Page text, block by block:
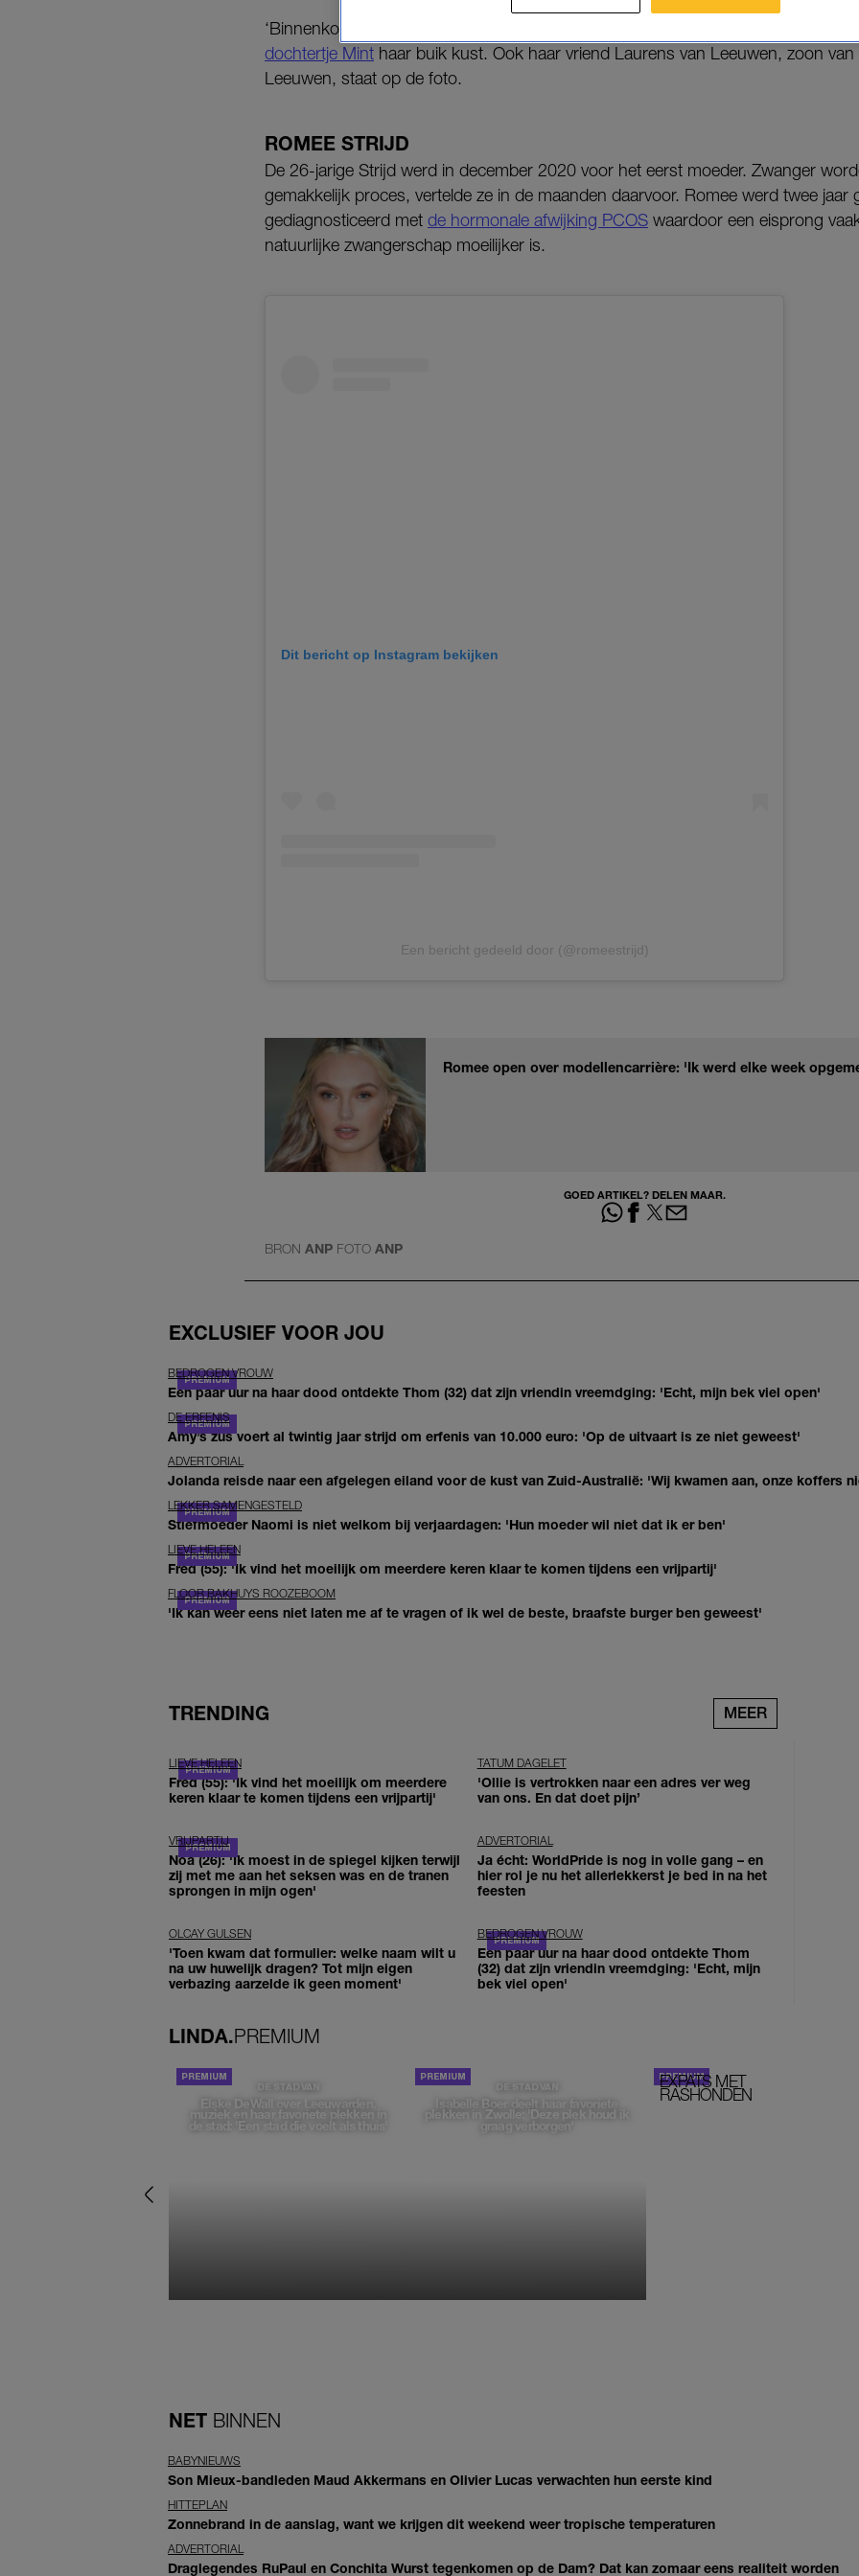
‘Binnenkort zijn we een gezin van vier. Ik kan niet wachten’, schrijft Strijd bij
dochtertje Mint haar buik kust. Ook haar vriend Laurens van Leeuwen, zoon
Leeuwen, staat op de foto.
ROMEE STRIJD
De 26-jarige Strijd werd in december 2020 voor het eerst moeder. Zwanger
gemakkelijk proces, vertelde ze in de maanden daarvoor. Romee werd twee jaar
gediagnosticeerd met de hormonale afwijking PCOS waardoor een eisprong
natuurlijke zwangerschap moeilijker is.
Dit bericht op Instagram bekijken
Een bericht gedeeld door (@romeestrijd)
Romee open over modellencarrière: 'Ik werd elke week
GOED ARTIKEL? DELEN MAAR.
BRON ANP FOTO ANP
EXCLUSIEF VOOR JOU
BEDROGEN VROUW
Een paar uur na haar dood ontdekte Thom (32) dat zijn vriendin vreemdging: 'Echt, mijn bek viel open'
DE ERFENIS
Amy’s zus voert al twintig jaar strijd om erfenis van 10.000 euro: 'Op de uitvaart is ze niet geweest'
ADVERTORIAL
Jolanda reisde naar een afgelegen eiland voor de kust van Zuid-Australië: 'Wij kwamen aan, onze koffers
LEKKER SAMENGESTELD
Stiefmoeder Naomi is niet welkom bij verjaardagen: 'Hun moeder wil niet dat ik er ben'
LIEVE HELEEN
Fred (55): 'Ik vind het moeilijk om meerdere keren klaar te komen tijdens een vrijpartij'
FLOOR BAKHUYS ROOZEBOOM
'Ik kan weer eens niet laten me af te vragen of ik wel de beste, braafste burger ben geweest'
TRENDING MEER
LIEVE HELEEN
Fred (55): 'Ik vind het moeilijk om meerdere
keren klaar te komen tijdens een vrijpartij'
TATUM DAGELET
'Ollie is vertrokken naar een adres ver weg
van ons. En dat doet pijn’
VRIJPARTIJ
Noa (26): 'Ik moest in de spiegel kijken terwijl
zij met me aan het seksen was en de tranen
sprongen in mijn ogen'
ADVERTORIAL
Ja écht: WorldPride is nog in volle gang – en
hier rol je nu het allerlekkerst je bed in na het
feesten
OLCAY GULSEN
'Toen kwam dat formulier: welke naam wilt u
na uw huwelijk dragen? Tot mijn eigen
verbazing aarzelde ik geen moment'
BEDROGEN VROUW
Een paar uur na haar dood ontdekte Thom
(32) dat zijn vriendin vreemdging: 'Echt, mijn
bek viel open'
LINDA.PREMIUM
DE STAD VAN
Elske DeWall over Leeuwarden,
muziek en haar favoriete plekken in
de stad: 'Een stad die voelt als thuis'
DE STAD VAN
Isabelle Boer deelt haar favoriete
plekken in Zwolle: 'Deze plek houd ik
graag verborgen'
EXPATS MET
RASHONDEN
NET BINNEN
BABYNIEUWS
Son Mieux-bandleden Maud Akkermans en Olivier Lucas verwachten hun eerste kind
HITTEPLAN
Zonnebrand in de aanslag, want we krijgen dit weekend weer tropische temperaturen
ADVERTORIAL
Draglegendes RuPaul en Conchita Wurst tegenkomen op de Dam? Dat kan zomaar eens realiteit worden